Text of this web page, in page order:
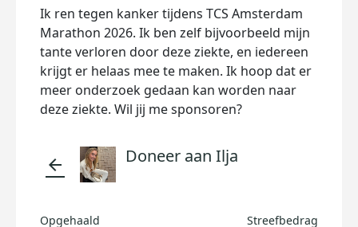
Ik ren tegen kanker tijdens TCS Amsterdam
Marathon 2026. Ik ben zelf bijvoorbeeld mijn
tante verloren door deze ziekte, en iedereen
krijgt er helaas mee te maken. Ik hoop dat er
meer onderzoek gedaan kan worden naar
deze ziekte. Wil jij me sponsoren?
arrow_back Doneer aan Ilja
Opgehaald Streefbedrag